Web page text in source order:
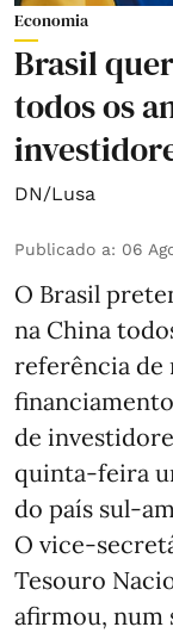
Economia
Brasil
todos os
DN/Lusa
Publicado a: 06
O Brasil
na China
referência de
de
quinta-feira
do país sul-
O vice-
Tesouro
afirmou, num